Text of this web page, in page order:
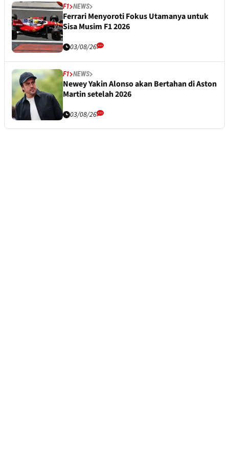
F1 NEWS
Ferrari Menyoroti Fokus Utamanya untuk
Sisa Musim F1 2026
03/08/26
F1 NEWS
Newey Yakin Alonso akan Bertahan di Aston
Martin setelah 2026
03/08/26